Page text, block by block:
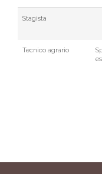
Stagista
Tecnico agrario